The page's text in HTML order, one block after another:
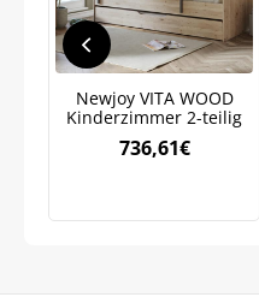
Newjoy VITA WOOD
Kinderzimmer 2-teilig
736,61€
Meinen
Neuigkeiten und
Marketingkommunikation
Datenschutzrichtlinie.